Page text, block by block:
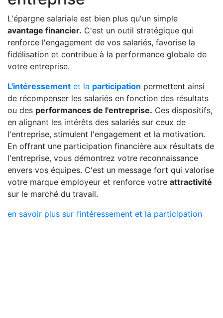
L'épargne salariale est bien plus qu'un simple
avantage financier. C'est un outil stratégique qui
renforce l'engagement de vos salariés, favorise la
fidélisation et contribue à la performance globale de
votre entreprise.
L'intéressement et la participation permettent ainsi
de récompenser les salariés en fonction des résultats
ou des performances de l'entreprise. Ces dispositifs,
en alignant les intérêts des salariés sur ceux de
l'entreprise, stimulent l'engagement et la motivation.
En offrant une participation financière aux résultats de
l'entreprise, vous démontrez votre reconnaissance
envers vos équipes. C'est un message fort qui valorise
votre marque employeur et renforce votre attractivité
sur le marché du travail.
en savoir plus sur l’intéressement et la participation